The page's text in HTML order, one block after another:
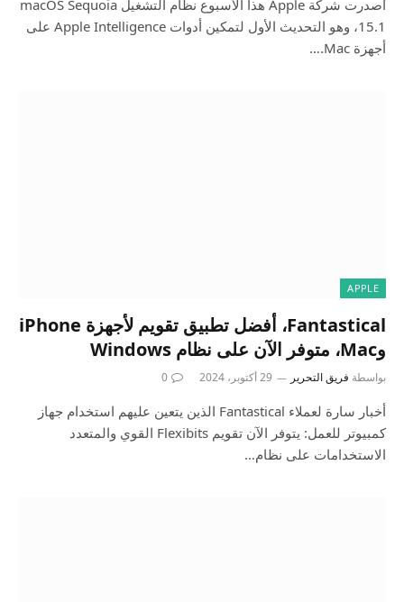
أصدرت شركة Apple هذا الأسبوع نظام التشغيل macOS Sequoia
15.1، وهو التحديث الأول لتمكين أدوات Apple Intelligence على
أجهزة Mac.…
APPLE
Fantastical، أفضل تطبيق تقويم لأجهزة iPhone
وMac، متوفر الآن على نظام Windows
بواسطة فريق التحرير 29 أكتوبر، 2024 0
أخبار سارة لعملاء Fantastical الذين يتعين عليهم استخدام جهاز
كمبيوتر للعمل: يتوفر الآن تقويم Flexibits القوي والمتعدد
الاستخدامات على نظام…